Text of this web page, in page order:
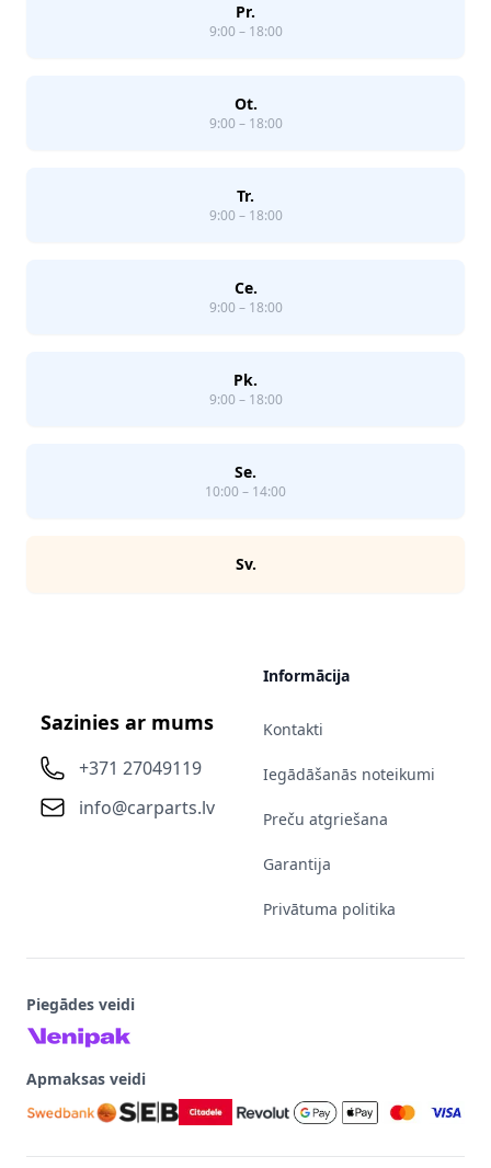
Pr.
9:00 – 18:00
Ot.
9:00 – 18:00
Tr.
9:00 – 18:00
Ce.
9:00 – 18:00
Pk.
9:00 – 18:00
Se.
10:00 – 14:00
Sv.
Sazinies ar mums
+371 27049119
info@carparts.lv
Informācija
Kontakti
Iegādāšanās noteikumi
Preču atgriešana
Garantija
Privātuma politika
Piegādes veidi
Apmaksas veidi